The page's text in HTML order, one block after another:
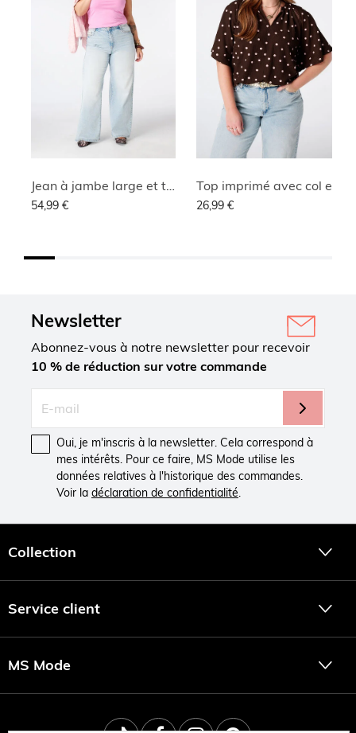
54,99 € 26,99 €
Newsletter
Abonnez-vous à notre newsletter pour recevoir
10 % de réduction sur votre commande
Oui, je m'inscris à la newsletter. Cela correspond à
mes intérêts. Pour ce faire, MS Mode utilise les
données relatives à l'historique des commandes.
Voir la déclaration de confidentialité.
Collection
Service client
MS Mode